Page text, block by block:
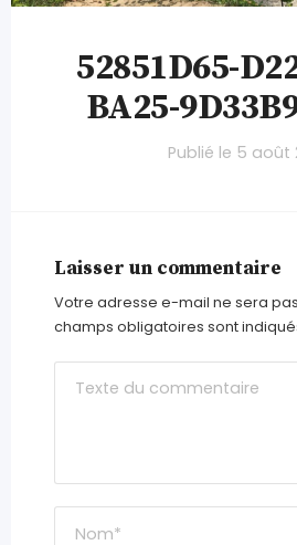
52851D65-
BA25-
Publié le 5 août
Laisser un commentaire
Votre adresse e-mail ne sera
champs obligatoires sont